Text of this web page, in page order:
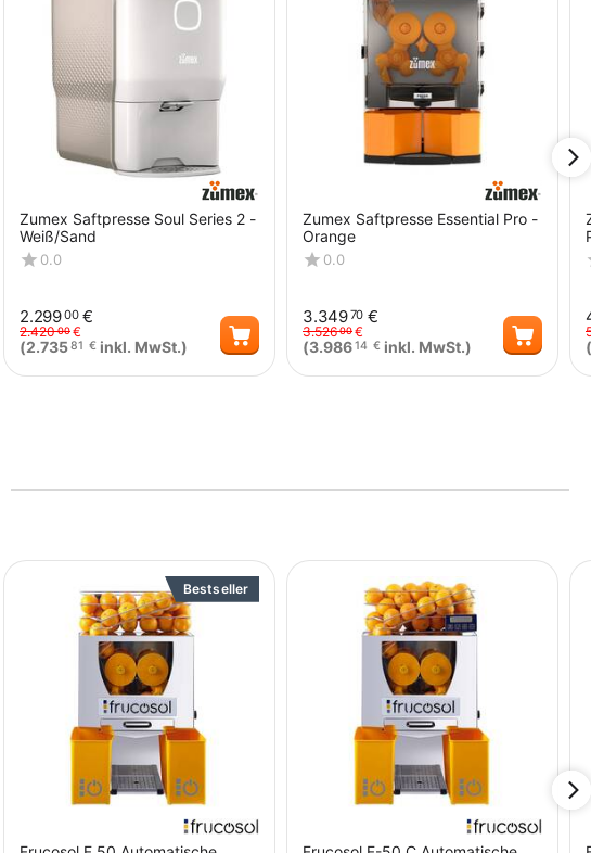
Zumex Saftpresse Soul Series 2 -
Weiß/Sand
0.0
2.29900 €
2.42000 €
(2.73581 € inkl. MwSt.)
Zumex Saftpresse Essential Pro -
Orange
0.0
3.34970 €
3.52600€
(3.98614 € inkl. MwSt.)
(
Bestseller